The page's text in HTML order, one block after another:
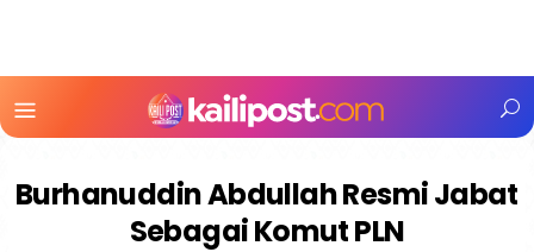
Mobile
Burhanuddin Abdullah Resmi Jabat
Sebagai Komut PLN